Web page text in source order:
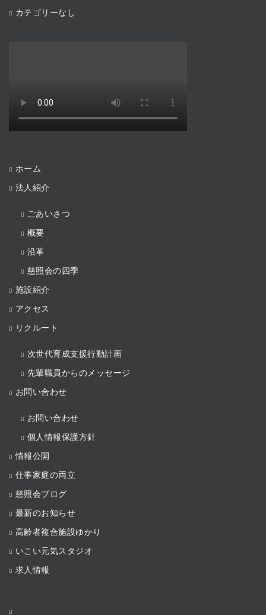
カテゴリーなし
ホーム
法人紹介
ごあいさつ
概要
沿革
慈照会の四季
施設紹介
アクセス
リクルート
次世代育成支援行動計画
先輩職員からのメッセージ
お問い合わせ
お問い合わせ
個人情報保護方針
情報公開
仕事家庭の両立
慈照会ブログ
最新のお知らせ
高齢者複合施設ゆかり
いこい元気スタジオ
求人情報